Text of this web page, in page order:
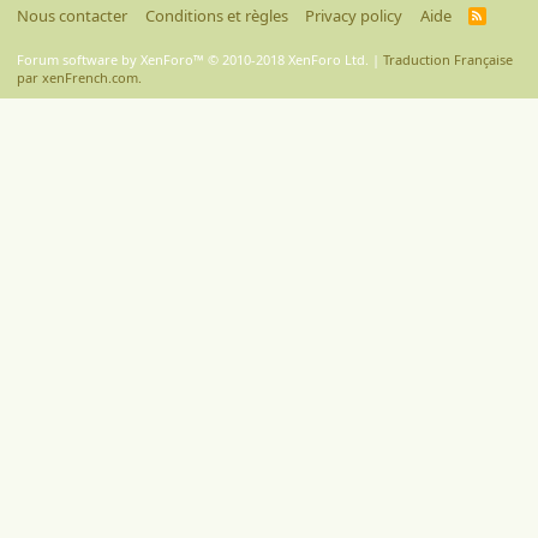
Nous contacter
Conditions et règles Privacy policy Aide
R
S
Forum software by XenForo™ © 2010-2018 XenForo Ltd. | Traduction Française
par xenFrench.com.